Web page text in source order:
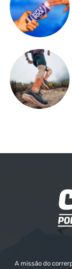
A missão do